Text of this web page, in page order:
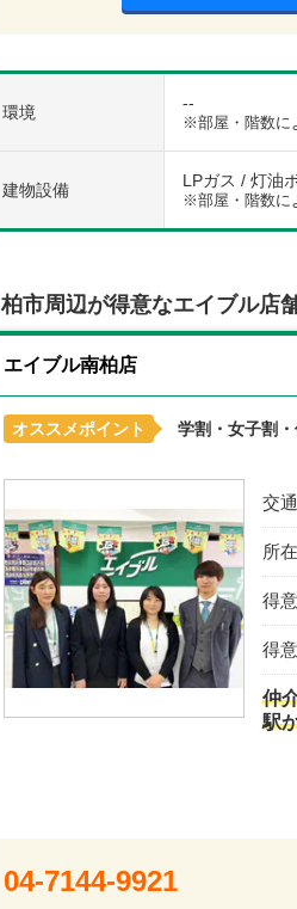
環境 --
※部屋・階数に
建物設備 LPガス / 灯油
※部屋・階数に
柏市周辺が得意なエイブル店
エイブル南柏店
オススメポイント 学割・女子割
交通
所
得
得
仲
駅
04-7144-9921